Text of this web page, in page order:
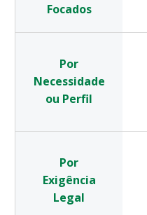
Focados
Por
Necessidade
ou Perfil
Por
Exigência
Legal